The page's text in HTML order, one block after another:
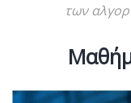
των